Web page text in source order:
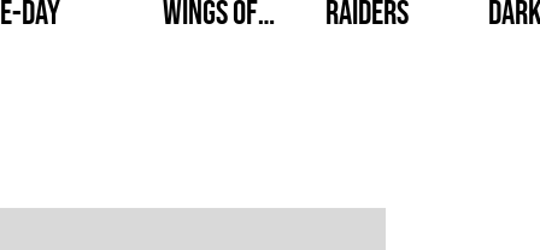
E-Day
Wings of
Raiders